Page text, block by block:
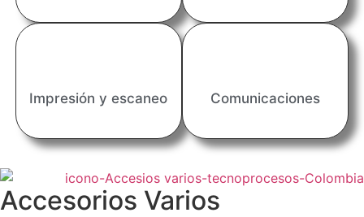
Impresión y escaneo Comunicaciones
Accesorios Varios